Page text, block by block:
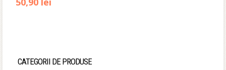
fost:
50,90 lei.
CATEGORII DE PRODUSE